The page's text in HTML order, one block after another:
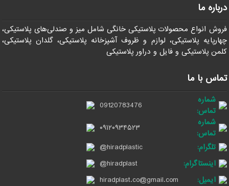
درباره ما
فروش انواع محصولات پلاستیکی خانگی شامل میز و صندلی‌های پلاستیکی،
چهارپایه پلاستیکی، لوازم و ظروف آشپزخانه پلاستیکی، گلدان پلاستیکی،
کلمن پلاستیکی و فایل و دراور پلاستیکی
تماس با ما
شماره
تماس:
09120783476
شماره
تماس:
۰۹۱۲۰۹۳۴۵۲۳
تلگرام:
@hiradplastic
اینستاگرام:
@hiradplast
ایمیل:
hiradplast.co@gmail.com